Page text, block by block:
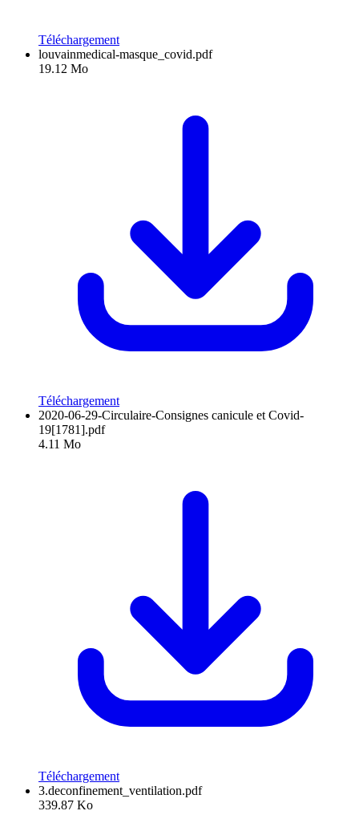
Téléchargement
louvainmedical-masque_covid.pdf
19.12 Mo
Téléchargement
2020-06-29-Circulaire-Consignes canicule et Covid-
19[1781].pdf
4.11 Mo
Téléchargement
3.deconfinement_ventilation.pdf
339.87 Ko